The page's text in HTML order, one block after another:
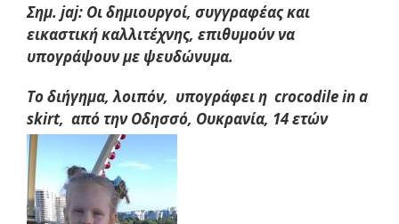
Σημ. jaj: Οι δημιουργοί, συγγραφέας και
εικαστική καλλιτέχνης, επιθυμούν να
υπογράψουν με ψευδώνυμα.
Το διήγημα, λοιπόν, υπογράφει η crocodile in a
skirt, από την Οδησσό, Ουκρανία, 14 ετών